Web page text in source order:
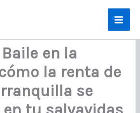
en la
la renta de
se